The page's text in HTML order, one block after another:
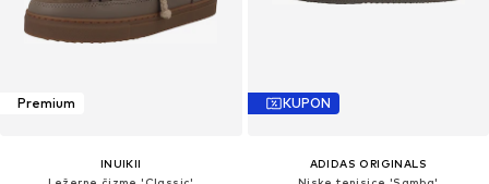
Premium
INUIKII
Ležerne čizme 'Classic'
KUPON
ADIDAS ORIGINALS
Niske tenisice 'Samba'